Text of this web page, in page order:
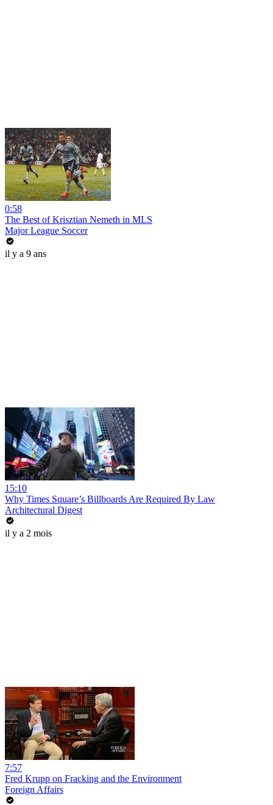
0:58
The Best of Krisztian Nemeth in MLS
Major League Soccer
il y a 9 ans
15:10
Why Times Square’s Billboards Are Required By Law
Architectural Digest
il y a 2 mois
7:57
Fred Krupp on Fracking and the Environment
Foreign Affairs